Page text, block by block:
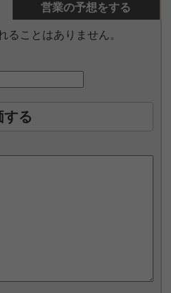
営業の予想をする
ることはありません。
する